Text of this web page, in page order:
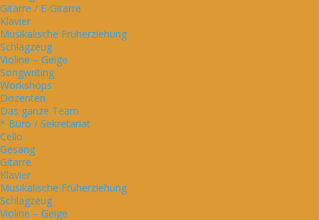
Gitarre / E-Gitarre
Klavier
Musikalische Früherziehung
Schlagzeug
Violine – Geige
Songwriting
Workshops
Dozenten
Das ganze Team
* Büro / Sekretariat
Cello
Gesang
Gitarre
Klavier
Musikalische Früherziehung
Schlagzeug
Violine – Geige